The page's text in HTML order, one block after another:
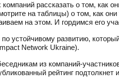
рассказать о том,
на таблицы) о том, как
на этом. И гордимся его
по устойчивому развитию,
Network Ukraine).
из компаний-
рейтинг подтолкнет